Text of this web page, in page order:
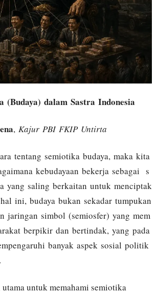
(Budaya) dalam Sastra Indonesia
, Kajur PBI FKIP Untirta
tentang semiotika budaya, maka kita
kebudayaan bekerja sebagai s
yang saling berkaitan untuk menciptak
ini, budaya bukan sekadar tumpukan
jaringan simbol (semiosfer) yang mem
berpikir dan bertindak, yang pada
banyak aspek sosial politik
untuk memahami semiotika